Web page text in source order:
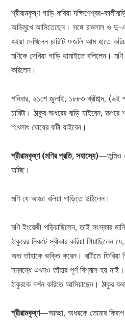
শ্রীরামকৃষ্ণ গাড়ি করিয়া দক্ষিণেশ্বর-
অভিমুখে আসিতেছেন। সঙ্গে রামলাল ও
হইয়া দেখিলেন চারিটি ফজলি আম হাতে
মণিকে দেখিয়া গাড়ি থামাইতে বলিলেন।
করিলেন।
শনিবার, ২১শে জুলাই, ১৮৮৩ খ্রীষ্টাব্দ,
চারিটা। ঠাকুর অধরের বাড়ি যাইবেন,
৺খেলাৎ ঘোষের বাটী যাইবেন।
শ্রীরামকৃষ্ণ (মণির প্রতি, সহাস্যে)—তুমিও
যাচ্ছি।
মণি যে আজ্ঞা বলিয়া গাড়িতে উঠিলেন।
মণি ইংরেজী পড়িয়াছিলেন, তাই সংস্কার
ঠাকুরের নিকটে স্বীকার করিয়া গিয়াছিলেন
অত তাঁহাকে ভক্তি করেন। বাটীতে ফিরিয়া
সম্বন্ধে এখনও তাঁহার পূর্ণ বিশ্বাস হয়
ঠাকুরকে দর্শন করিতে আসিয়াছেন। ঠাকুর
শ্রীরামকৃষ্ণ—আচ্ছা, অধরকে তোমার কিরূপ